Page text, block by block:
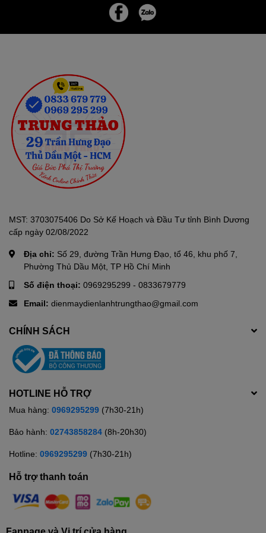
ceramic phủ chống dính cao cấp nên việc vệ sinh máy sẽ đơn
giản và nhanh chóng hơn rất nhiều.Máy làm sữa hạt này thiết kế
toàn cho sức khỏe người dùng, hãng cam kết 100% bộ phận tiếp
xúc với thực phẩm bằng inox 304, phần nắp của chiếc máy này
cũng được làm bằng chất liệu inox 304, có thêm cả nắp chống
trào, giúp thực phẩm không bị tràn ra, giúp bảo đảm vệ sinh và
an toàn trong quá trình chế biến. Máy thiết kế lưỡi dao bát giác
360° làm từ inox 304 của nhật bản vô cùng sắc bén có khả năng
xay nghiền hạt siêu mịn, kết hợp với công suất hoạt động lên tới
1.800W, cho khả năng xay nhuyễn hơn 20% các loại máy làm sữa
hạt thông thường.
MST: 3703075406 Do Sở Kế Hoạch và Đầu Tư tỉnh Bình Dương
cấp ngày 02/08/2022
Địa chỉ: Số 29, đường Trần Hưng Đạo, tổ 46, khu phố 7,
Phường Thủ Dầu Một, TP Hồ Chí Minh
Số điện thoại: 0969295299 - 0833679779
Email: dienmaydienlanhtrungthao@gmail.com
CHÍNH SÁCH
HOTLINE HỖ TRỢ
Mua hàng: 0969295299 (7h30-21h)
Bảo hành: 02743858284 (8h-20h30)
Hotline: 0969295299 (7h30-21h)
Hỗ trợ thanh toán